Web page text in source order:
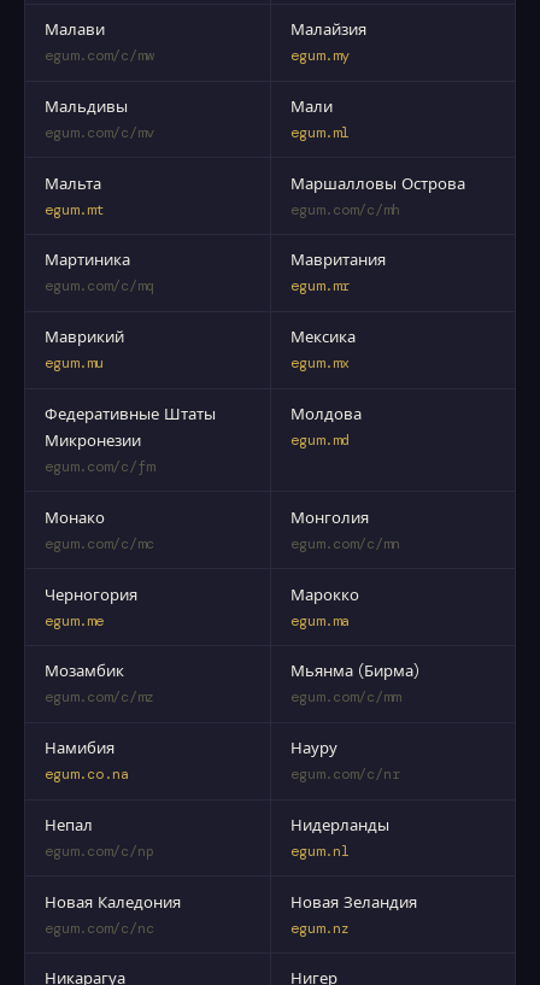
Малави
egum.com/c/mw
Малайзия
egum.my
Мальдивы
egum.com/c/mv
Мали
egum.ml
Мальта
egum.mt
Маршалловы Острова
egum.com/c/mh
Мартиника
egum.com/c/mq
Мавритания
egum.mr
Маврикий
egum.mu
Мексика
egum.mx
Федеративные Штаты
Микронезии
egum.com/c/fm
Молдова
egum.md
Монако
egum.com/c/mc
Монголия
egum.com/c/mn
Черногория
egum.me
Марокко
egum.ma
Мозамбик
egum.com/c/mz
Мьянма (Бирма)
egum.com/c/mm
Намибия
egum.co.na
Науру
egum.com/c/nr
Непал
egum.com/c/np
Нидерланды
egum.nl
Новая Каледония
egum.com/c/nc
Новая Зеландия
egum.nz
Никарагуа Нигер